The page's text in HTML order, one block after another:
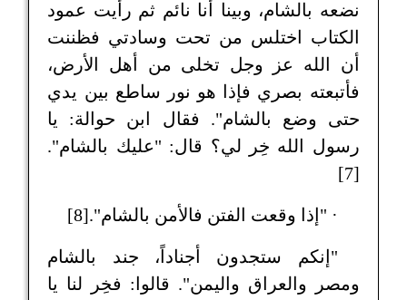
نضعه بالشام، وبينا أنا نائم ثم رأيت عمود
الكتاب اختلس من تحت وسادتي فظننت
أن الله عز وجل تخلى من أهل الأرض،
فأتبعته بصري فإذا هو نور ساطع بين يدي
حتى وضع بالشام". فقال ابن حوالة: يا
رسول الله خِر لي؟ قال: "عليك بالشام".
[7]
· "إذا وقعت الفتن فالأمن بالشام".[8]
"إنكم ستجدون أجناداً، جند بالشام
ومصر والعراق واليمن". قالوا: فخِر لنا يا